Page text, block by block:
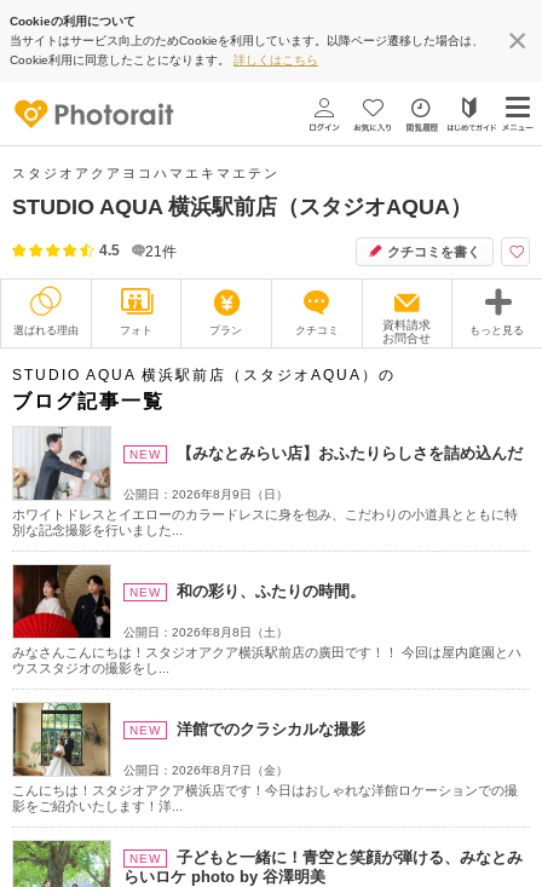
Cookieの利用について
当サイトはサービス向上のためCookieを利用しています。以降ページ遷移した場合は、
Cookie利用に同意したことになります。 詳しくはこちら
スタジオアクアヨコハマエキマエテン
STUDIO AQUA 横浜駅前店（スタジオAQUA）
4.5 21 件 クチコミを書く
選ばれる理由 フォト プラン クチコミ
資料請求
お問合せ
もっと見る
撮影レポート フォトグラファー
オプション
アクセス/TEL スタジオトップ
STUDIO AQUA 横浜駅前店（スタジオAQUA）の
ブログ記事一覧
NEW 【みなとみらい店】おふたりらしさを詰め込んだ
公開日：2026年8月9日（日）
ホワイトドレスとイエローのカラードレスに身を包み、こだわりの小道具とともに特
別な記念撮影を行いました...
NEW 和の彩り、ふたりの時間。
公開日：2026年8月8日（土）
みなさんこんにちは！スタジオアクア横浜駅前店の廣田です！！ 今回は屋内庭園とハ
ウススタジオの撮影をし...
NEW 洋館でのクラシカルな撮影
公開日：2026年8月7日（金）
こんにちは！スタジオアクア横浜店です！今日はおしゃれな洋館ロケーションでの撮
影をご紹介いたします！洋...
NEW
子どもと一緒に！青空と笑顔が弾ける、みなとみ
らいロケ photo by 谷澤明美